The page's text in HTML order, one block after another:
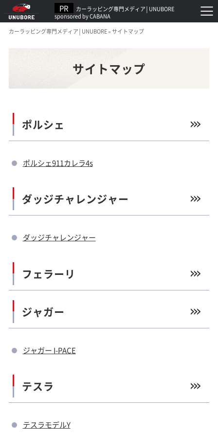
カーラッピング専門メディア│UNUBORE
sponsored by CABANA
カーラッピング専門メディア│UNUBORE»サイトマップ
サイトマップ
ポルシェ
ポルシェ911カレラ4s
ダッジチャレンジャー
ダッジチャレンジャー
フェラーリ
ジャガー
ジャガー I-PACE
テスラ
テスラモデルY